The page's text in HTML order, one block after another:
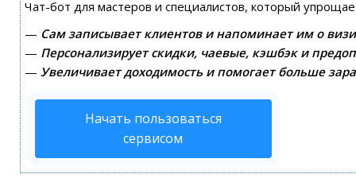
Чат-бот для мастеров и специалистов, который
— Сам записывает клиентов и напоминает им о
— Персонализирует скидки, чаевые, кэшбэк и
— Увеличивает доходимость и помогает больше
Начать пользоваться
сервисом